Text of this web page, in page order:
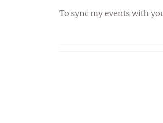
To sync my events with